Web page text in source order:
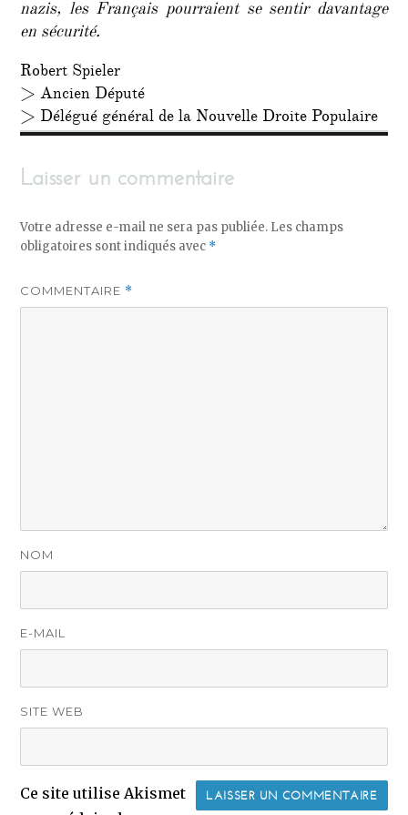
nazis, les Français pourraient se sentir davantage
en sécurité.
Robert Spieler
> Ancien Député
> Délégué général de la Nouvelle Droite Populaire
Laisser un commentaire
Votre adresse e-mail ne sera pas publiée. Les champs
obligatoires sont indiqués avec *
COMMENTAIRE *
NOM
E-MAIL
SITE WEB
Ce site utilise Akismet